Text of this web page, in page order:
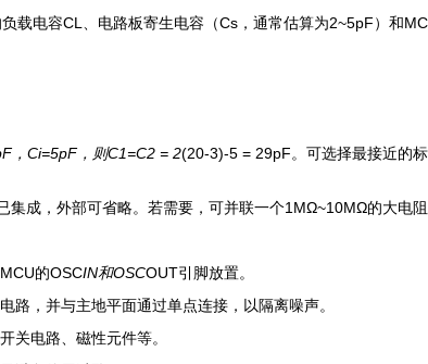
负载电容CL、电路板寄生电容（Cs，通常估算为2~5pF）和
，Ci=5pF，则C1=C2 = 2(20-3)-5 = 29pF。可选择最接近的
集成，外部可省略。若需要，可并联一个1MΩ~10MΩ的大电
的OSCIN和OSCOUT引脚放置。
路，并与主地平面通过单点连接，以隔离噪声。
关电路、磁性元件等。